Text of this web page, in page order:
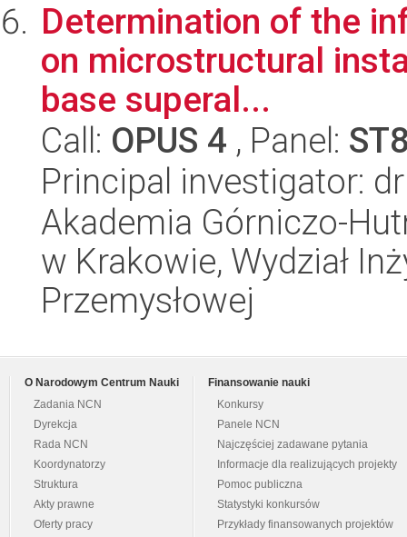
Determination of the
on microstructural
base superal...
Call: OPUS 4 , Panel:
Principal investigator:
Akademia Górniczo-
w Krakowie, Wydział
Przemysłowej
O Narodowym Centrum Nauki
Zadania NCN
Dyrekcja
Rada NCN
Koordynatorzy
Struktura
Akty prawne
Oferty pracy
Finansowanie nauki
Konkursy
Panele NCN
Najczęściej zadawane pytania
Informacje dla realizujących projekty
Pomoc publiczna
Statystyki konkursów
Przykłady finansowanych projektów